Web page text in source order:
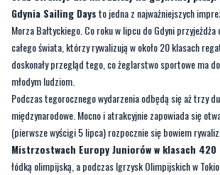
Gdynia Sailing Daysto jedna z najważniejszych
Morza Bałtyckiego. Co roku w lipcu do Gdyni przyjeżdża
całego świata, którzy rywalizują w około 20 klasach
doskonały przegląd tego, co żeglarstwo sportowe ma
młodym ludziom.
Podczas tegorocznego wydarzenia odbędą się aż trzy
międzynarodowe. Mocno i atrakcyjnie zapowiada się
(pierwsze wyścigi 5 lipca) rozpocznie się bowiem
Mistrzostwach Europy Juniorów w klasach 420
łódką olimpijską, a podczas Igrzysk Olimpijskich w